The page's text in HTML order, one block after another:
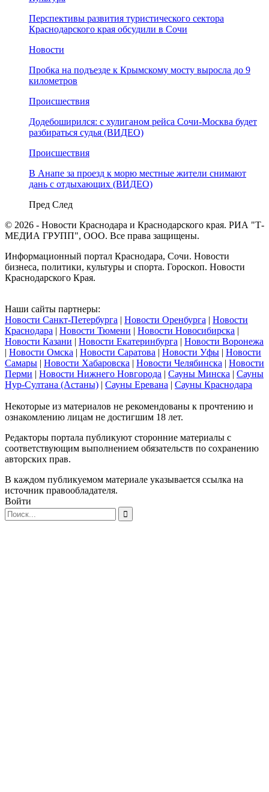
Перспективы развития туристического сектора
Краснодарского края обсудили в Сочи
Новости
Пробка на подъезде к Крымскому мосту выросла до 9
километров
Происшествия
Додебоширился: с хулиганом рейса Сочи-Москва будет
разбираться судья (ВИДЕО)
Происшествия
В Анапе за проезд к морю местные жители снимают
дань с отдыхающих (ВИДЕО)
Пред След
© 2026 - Новости Краснодара и Краснодарского края. РИА "Т-
МЕДИА ГРУПП", ООО. Все права защищены.
Информационный портал Краснодара, Сочи. Новости
бизнеса, политики, культуры и спорта. Гороскоп. Новости
Краснодарского Края.
Наши сайты партнеры:
Новости Санкт-Петербурга | Новости Оренбурга | Новости
Краснодара | Новости Тюмени | Новости Новосибирска |
Новости Казани | Новости Екатеринбурга | Новости Воронежа
| Новости Омска | Новости Саратова | Новости Уфы | Новости
Самары | Новости Хабаровска | Новости Челябинска | Новости
Перми | Новости Нижнего Новгорода | Сауны Минска | Сауны
Нур-Султана (Астаны) | Сауны Еревана | Сауны Краснодара
Некоторые из материалов не рекомендованы к прочтению и
ознакомлению лицам не достигшим 18 лет.
Редакторы портала публикуют сторонние материалы с
соответствующим выполнением обязательств по сохранению
авторских прав.
В каждом публикуемом материале указывается ссылка на
источник правообладателя.
Войти